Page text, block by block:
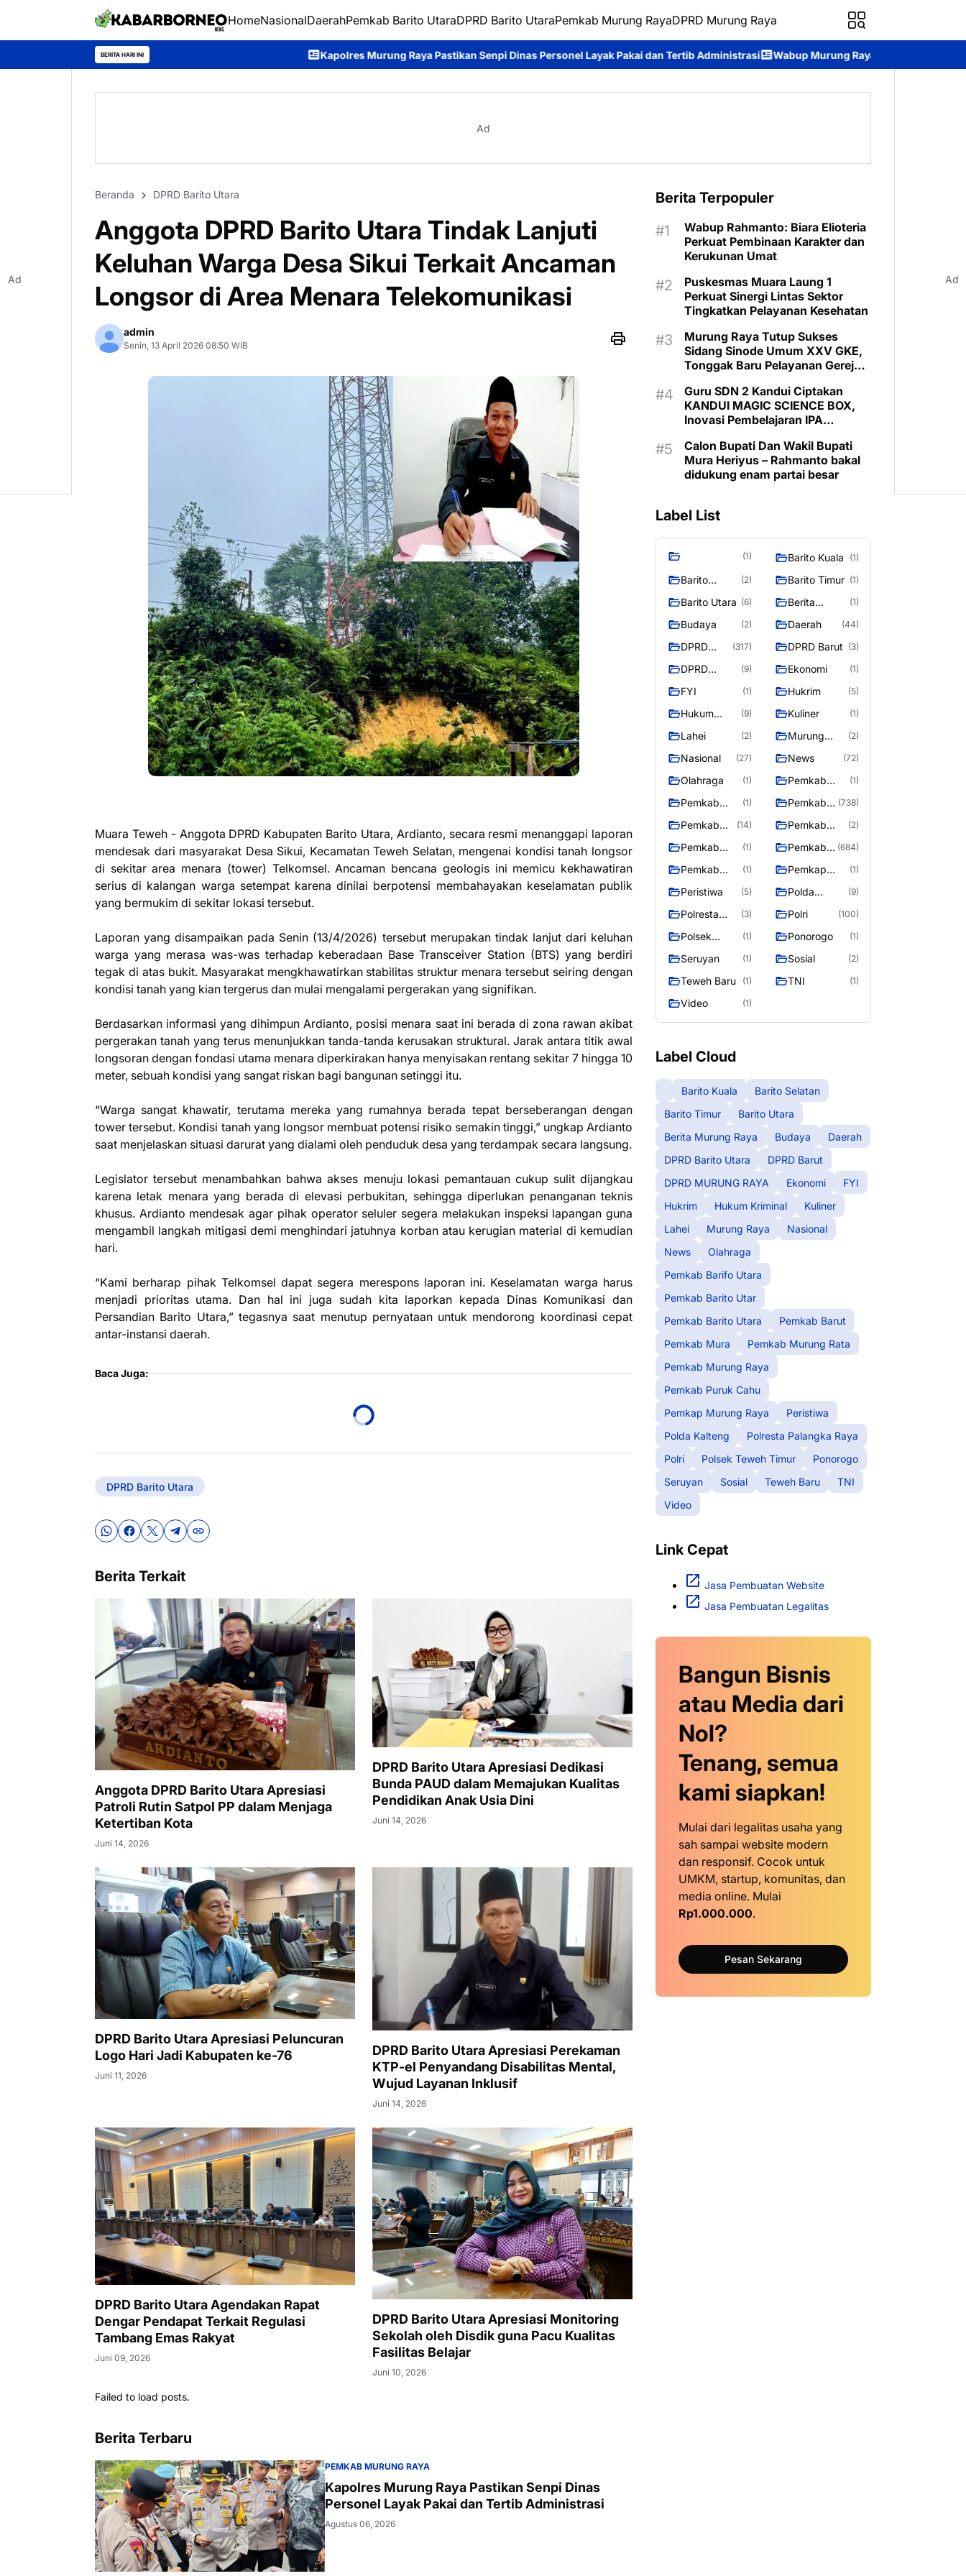
HomeNasionalDaerahPemkab Barito UtaraDPRD Barito UtaraPemkab Murung RayaDPRD Murung Raya
BERITA HARI INI Kapolres Murung Raya Pastikan Senpi Dinas Personel Layak Pakai dan Tertib Administrasi Wabup Murung Raya Dorong Pemerintahan Terbuka, Ajak Masyarakat
Ad
Beranda DPRD Barito Utara
Anggota DPRD Barito Utara Tindak Lanjuti
Keluhan Warga Desa Sikui Terkait Ancaman
Longsor di Area Menara Telekomunikasi
admin
Senin, 13 April 2026 08:50 WIB
Muara Teweh - Anggota DPRD Kabupaten Barito Utara, Ardianto, secara resmi menanggapi laporan
mendesak dari masyarakat Desa Sikui, Kecamatan Teweh Selatan, mengenai kondisi tanah longsor
di sekitar area menara (tower) Telkomsel. Ancaman bencana geologis ini memicu kekhawatiran
serius di kalangan warga setempat karena dinilai berpotensi membahayakan keselamatan publik
yang bermukim di sekitar lokasi tersebut.
Laporan yang disampaikan pada Senin (13/4/2026) tersebut merupakan tindak lanjut dari keluhan
warga yang merasa was-was terhadap keberadaan Base Transceiver Station (BTS) yang berdiri
tegak di atas bukit. Masyarakat mengkhawatirkan stabilitas struktur menara tersebut seiring dengan
kondisi tanah yang kian tergerus dan mulai mengalami pergerakan yang signifikan.
Berdasarkan informasi yang dihimpun Ardianto, posisi menara saat ini berada di zona rawan akibat
pergerakan tanah yang terus menunjukkan tanda-tanda kerusakan struktural. Jarak antara titik awal
longsoran dengan fondasi utama menara diperkirakan hanya menyisakan rentang sekitar 7 hingga 10
meter, sebuah kondisi yang sangat riskan bagi bangunan setinggi itu.
“Warga sangat khawatir, terutama mereka yang rumahnya berada tepat berseberangan dengan
tower tersebut. Kondisi tanah yang longsor membuat potensi risiko semakin tinggi,” ungkap Ardianto
saat menjelaskan situasi darurat yang dialami oleh penduduk desa yang terdampak secara langsung.
Legislator tersebut menambahkan bahwa akses menuju lokasi pemantauan cukup sulit dijangkau
karena letak menara yang berada di elevasi perbukitan, sehingga diperlukan penanganan teknis
khusus. Ardianto mendesak agar pihak operator seluler segera melakukan inspeksi lapangan guna
mengambil langkah mitigasi demi menghindari jatuhnya korban atau kerugian material di kemudian
hari.
“Kami berharap pihak Telkomsel dapat segera merespons laporan ini. Keselamatan warga harus
menjadi prioritas utama. Dan hal ini juga sudah kita laporkan kepada Dinas Komunikasi dan
Persandian Barito Utara,” tegasnya saat menutup pernyataan untuk mendorong koordinasi cepat
antar-instansi daerah.
Baca Juga:
DPRD Barito Utara
Berita Terkait
Anggota DPRD Barito Utara Apresiasi
Patroli Rutin Satpol PP dalam Menjaga
Ketertiban Kota
Juni 14, 2026
DPRD Barito Utara Apresiasi Dedikasi
Bunda PAUD dalam Memajukan Kualitas
Pendidikan Anak Usia Dini
Juni 14, 2026
DPRD Barito Utara Apresiasi Peluncuran
Logo Hari Jadi Kabupaten ke-76
Juni 11, 2026
DPRD Barito Utara Apresiasi Perekaman
KTP-el Penyandang Disabilitas Mental,
Wujud Layanan Inklusif
Juni 14, 2026
DPRD Barito Utara Agendakan Rapat
Dengar Pendapat Terkait Regulasi
Tambang Emas Rakyat
Juni 09, 2026
DPRD Barito Utara Apresiasi Monitoring
Sekolah oleh Disdik guna Pacu Kualitas
Fasilitas Belajar
Juni 10, 2026
Failed to load posts.
Berita Terbaru
PEMKAB MURUNG RAYA
Kapolres Murung Raya Pastikan Senpi Dinas
Personel Layak Pakai dan Tertib Administrasi
Agustus 06, 2026
Berita Terpopuler
Wabup Rahmanto: Biara Elioteria
Perkuat Pembinaan Karakter dan
Kerukunan Umat
Puskesmas Muara Laung 1
Perkuat Sinergi Lintas Sektor
Tingkatkan Pelayanan Kesehatan
Murung Raya Tutup Sukses
Sidang Sinode Umum XXV GKE,
Tonggak Baru Pelayanan Gereja
Guru SDN 2 Kandui Ciptakan
KANDUI MAGIC SCIENCE BOX,
Inovasi Pembelajaran IPA
Calon Bupati Dan Wakil Bupati
Mura Heriyus – Rahmanto bakal
didukung enam partai besar
Label List
(1) Barito Kuala (1)
Barito
(2) Barito Timur (1)
Barito Utara (6)
Berita
Raya
(1)
Budaya (2) Daerah (44)
DPRD
Utara
(317) DPRD Barut (3)
DPRD
RAYA
(9) Ekonomi (1)
FYI (1) Hukrim (5)
Hukum
(9) Kuliner (1)
Lahei (2)
Murung
(2)
Nasional (27) News (72)
Olahraga (1)
Pemkab
Barifo Utara
(1)
Pemkab
(1)
Pemkab
Utara
(738)
Pemkab
(14)
Pemkab
(2)
Pemkab
(1)
Pemkab
Raya
(684)
Pemkab
(1)
Pemkap
Raya
(1)
Peristiwa (5)
Polda
(9)
Polresta
Raya
(3) Polri (100)
Polsek
(1) Ponorogo (1)
Seruyan (1) Sosial (2)
Teweh Baru (1) TNI (1)
Video (1)
Label Cloud
Barito Kuala
Barito Selatan
Barito Timur
Barito Utara
Berita Murung Raya
Budaya
Daerah
DPRD Barito Utara
DPRD Barut
DPRD MURUNG RAYA
Ekonomi
FYI
Hukrim
Hukum Kriminal
Kuliner
Lahei
Murung Raya
Nasional
News
Olahraga
Pemkab Barifo Utara
Pemkab Barito Utar
Pemkab Barito Utara
Pemkab Barut
Pemkab Mura
Pemkab Murung Rata
Pemkab Murung Raya
Pemkab Puruk Cahu
Pemkap Murung Raya
Peristiwa
Polda Kalteng
Polresta Palangka Raya
Polri
Polsek Teweh Timur
Ponorogo
Seruyan
Sosial Teweh Baru
TNI
Video
Link Cepat
Jasa Pembuatan Website
Jasa Pembuatan Legalitas
Bangun Bisnis
atau Media dari
Nol?
Tenang, semua
kami siapkan!
Mulai dari legalitas usaha yang
sah sampai website modern
dan responsif. Cocok untuk
UMKM, startup, komunitas, dan
media online. Mulai
Rp1.000.000.
Pesan Sekarang
Ad Ad